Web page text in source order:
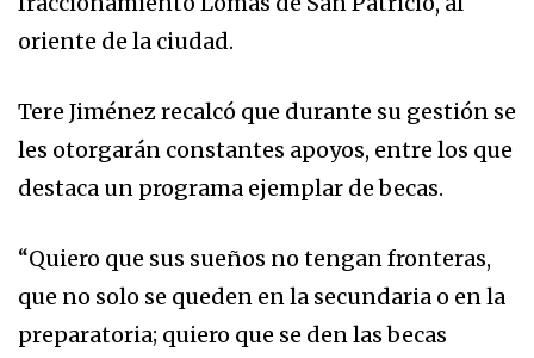
oriente de la ciudad.
Tere Jiménez recalcó que durante su gestión se
les otorgarán constantes apoyos, entre los que
destaca un programa ejemplar de becas.
“Quiero que sus sueños no tengan fronteras,
que no solo se queden en la secundaria o en la
preparatoria; quiero que se den las becas